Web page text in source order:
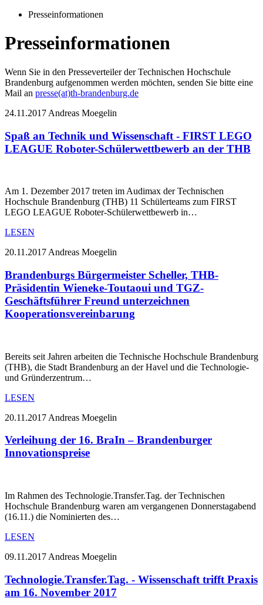
Presseinformationen
Presseinformationen
Wenn Sie in den Presseverteiler der Technischen Hochschule
Brandenburg aufgenommen werden möchten, senden Sie bitte eine
Mail an presse(at)th-brandenburg.de
24.11.2017 Andreas Moegelin
Spaß an Technik und Wissenschaft - FIRST LEGO
LEAGUE Roboter-Schülerwettbewerb an der THB
Am 1. Dezember 2017 treten im Audimax der Technischen
Hochschule Brandenburg (THB) 11 Schülerteams zum FIRST
LEGO LEAGUE Roboter-Schülerwettbewerb in…
LESEN
20.11.2017 Andreas Moegelin
Brandenburgs Bürgermeister Scheller, THB-
Präsidentin Wieneke-Toutaoui und TGZ-
Geschäftsführer Freund unterzeichnen
Kooperationsvereinbarung
Bereits seit Jahren arbeiten die Technische Hochschule Brandenburg
(THB), die Stadt Brandenburg an der Havel und die Technologie-
und Gründerzentrum…
LESEN
20.11.2017 Andreas Moegelin
Verleihung der 16. BraIn – Brandenburger
Innovationspreise
Im Rahmen des Technologie.Transfer.Tag. der Technischen
Hochschule Brandenburg waren am vergangenen Donnerstagabend
(16.11.) die Nominierten des…
LESEN
09.11.2017 Andreas Moegelin
Technologie.Transfer.Tag. - Wissenschaft trifft Praxis
am 16. November 2017